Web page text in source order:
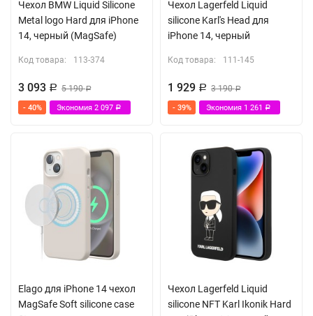
Чехол BMW Liquid Silicone
Metal logo Hard для iPhone
14, черный (MagSafe)
Код товара: 113-374
3 093 Р 5 190Р
- 40% Экономия 2 097 Р
Чехол Lagerfeld Liquid
silicone Karl's Head для
iPhone 14, черный
Код товара: 111-145
1 929 Р 3 190Р
- 39% Экономия 1 261 Р
Elago для iPhone 14 чехол
MagSafe Soft silicone case
Чехол Lagerfeld Liquid
silicone NFT Karl Ikonik Hard